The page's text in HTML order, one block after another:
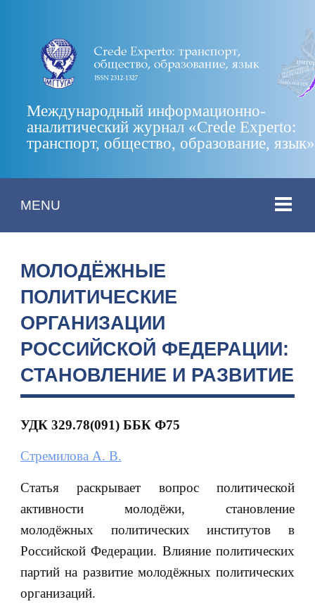
Международный информационно-
аналитический журнал «Crede Experto:
транспорт, общество, образование, язык»
MENU
МОЛОДЁЖНЫЕ
ПОЛИТИЧЕСКИЕ
ОРГАНИЗАЦИИ
РОССИЙСКОЙ ФЕДЕРАЦИИ:
СТАНОВЛЕНИЕ И РАЗВИТИЕ
УДК 329.78(091) ББК Ф75
Стремилова А. В.
Статья раскрывает вопрос политической
активности молодёжи, становление
молодёжных политических институтов в
Российской Федерации. Влияние политических
партий на развитие молодёжных политических
организаций.